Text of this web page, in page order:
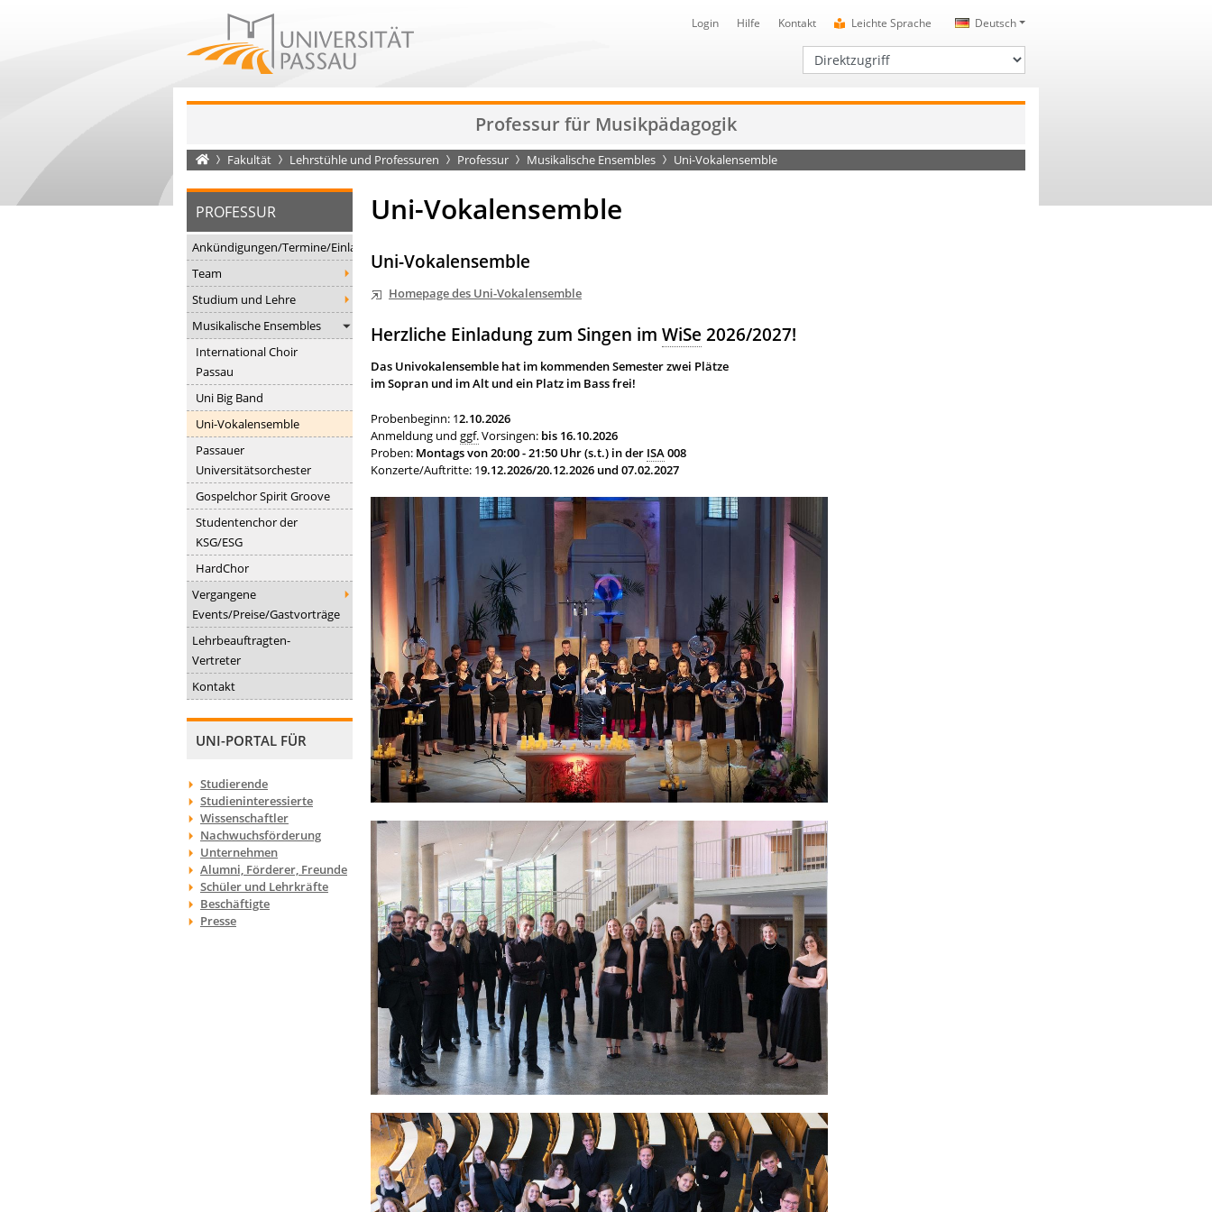
Deutsch
Login Hilfe Kontakt Leichte Sprache
Direktzugriff
Professur für Musikpädagogik
Startseite
Fakultät Lehrstühle und Professuren Professur Musikalische Ensembles Uni-Vokalensemble
PROFESSUR
Ankündigungen/Termine/Einladungen
Team
Studium und Lehre
Musikalische Ensembles
International Choir
Passau
Uni Big Band
Uni-Vokalensemble
Passauer
Universitätsorchester
Gospelchor Spirit Groove
Studentenchor der
KSG/ESG
HardChor
Vergangene
Events/Preise/Gastvorträge
Lehrbeauftragten-
Vertreter
Kontakt
UNI-PORTAL FÜR
Studierende
Studieninteressierte
Wissenschaftler
Nachwuchsförderung
Unternehmen
Alumni, Förderer, Freunde
Schüler und Lehrkräfte
Beschäftigte
Presse
Uni-Vokalensemble
Uni-Vokalensemble
Homepage des Uni-Vokalensemble
Herzliche Einladung zum Singen im WiSe 2026/2027!
Das Univokalensemble hat im kommenden Semester zwei Plätze
im Sopran und im Alt und ein Platz im Bass frei!
Probenbeginn: 12.10.2026
Anmeldung und ggf.Vorsingen: bis 16.10.2026
Proben: Montags von 20:00 - 21:50 Uhr (s.t.) in der ISA008
Konzerte/Auftritte: 19.12.2026/20.12.2026 und 07.02.2027